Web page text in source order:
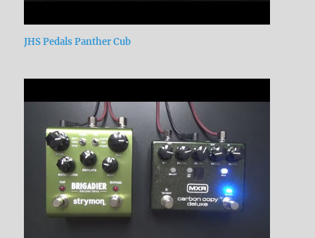
JHS Pedals Panther Cub